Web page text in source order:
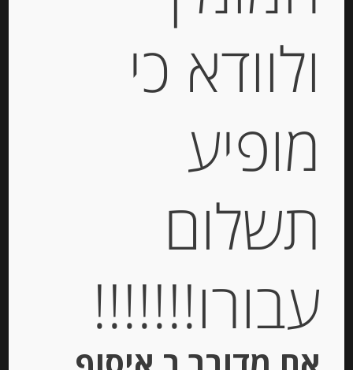
פסטה סמולינה מקמח דורום דיונון שחור
calamarata-nero-seppia
-
מחיר ל 100 גרם: 3.80 ש"ח
יחידות
ולוודא כי
מופיע
תשלום
עבורו!!!!!!!